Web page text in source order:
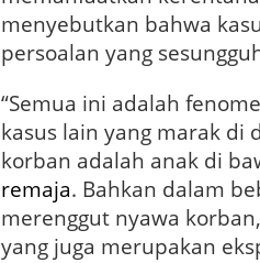
menyebutkan bahwa
persoalan yang
“Semua ini adalah
kasus lain yang marak di
korban adalah anak di
remaja. Bahkan dalam
merenggut nyawa
yang juga merupakan